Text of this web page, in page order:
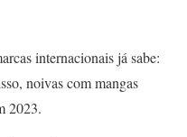
internacionais já sabe:
noivas com mangas
2023.